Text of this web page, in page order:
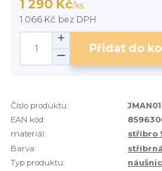
1 290 Kč/ks
1 066 Kč bez DPH
Přidat do
Číslo produktu:
EAN kód:
materiál:
stříbro
Barva:
stříbrná
Typ produktu: